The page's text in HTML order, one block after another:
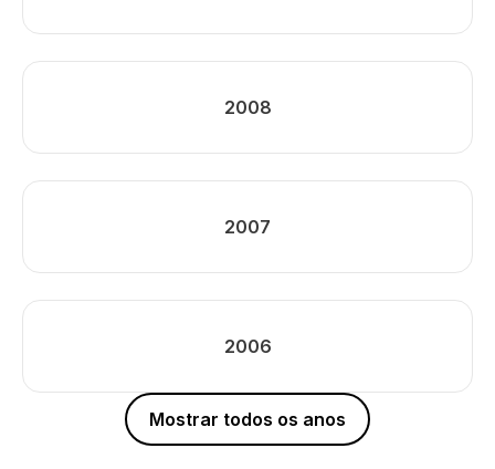
2008
2007
2006
Mostrar todos os anos